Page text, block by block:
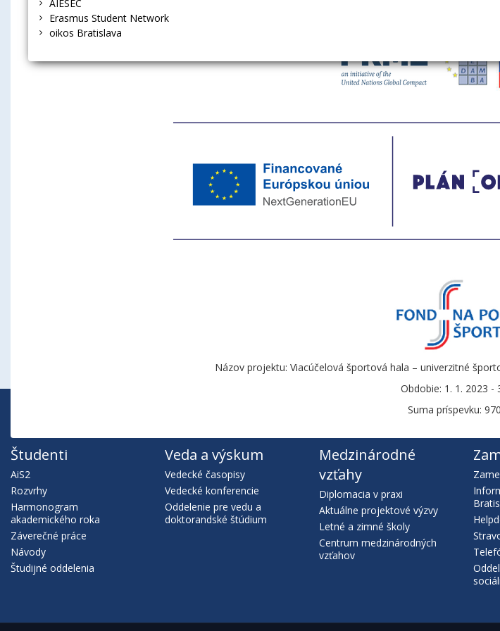
AIESEC
Erasmus Student Network
oikos Bratislava
Názov projektu: Viacúčelová športová hala – univerzitné
Obdobie: 1. 1. 2023 -
Suma príspevku:
Študenti
AiS2
Rozvrhy
Harmonogram
akademického roka
Záverečné práce
Návody
Študijné oddelenia
Veda a výskum
Vedecké časopisy
Vedecké konferencie
Oddelenie pre vedu a
doktorandské štúdium
Medzinárodné
vzťahy
Diplomacia v praxi
Aktuálne projektové výzvy
Letné a zimné školy
Centrum medzinárodných
vzťahov